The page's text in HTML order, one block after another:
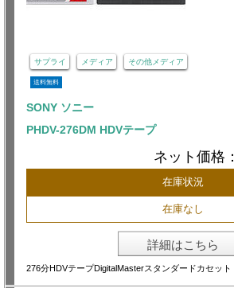
サプライ メディア その他メディア
送料無料
SONY ソニー
PHDV-276DM HDVテープ
ネット価格：
在庫状況
在庫なし
詳細はこちら
276分HDVテープDigitalMasterスタンダードカセット